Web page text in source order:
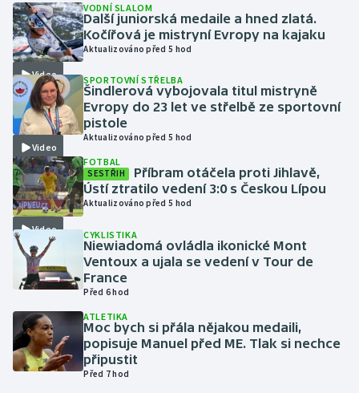
Házená
Jezdectví
Judo
Krasobruslení
Lezení
Lyže a snowboard
Moderní pětiboj
Motorsport
Olympijské hry
Parasport
Video
VODNÍ SLALOM
Další juniorská medaile a hned zlatá.
Kočířová je mistryní Evropy na kajaku
Aktualizováno před 5 hod
Video
SPORTOVNÍ STŘELBA
Šindlerová vybojovala titul mistryně
Evropy do 23 let ve střelbě ze sportovní
pistole
Aktualizováno před 5 hod
Video
FOTBAL
SESTŘIH
Příbram otáčela proti Jihlavě,
Ústí ztratilo vedení 3:0 s Českou Lípou
Aktualizováno před 5 hod
CYKLISTIKA
Niewiadomá ovládla ikonické Mont
Ventoux a ujala se vedení v Tour de
France
Před 6 hod
ATLETIKA
Moc bych si přála nějakou medaili,
popisuje Manuel před ME. Tlak si nechce
připustit
Před 7 hod